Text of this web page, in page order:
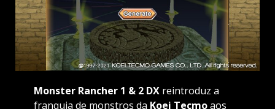
Monster Rancher 1 & 2 DXreintroduz a
franquia de monstros da Koei Tecmoaos